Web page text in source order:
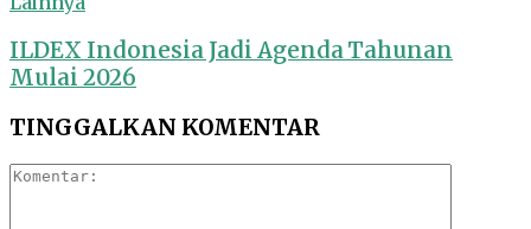
ILDEX Indonesia Jadi Agenda Tahunan
Mulai 2026
TINGGALKAN KOMENTAR